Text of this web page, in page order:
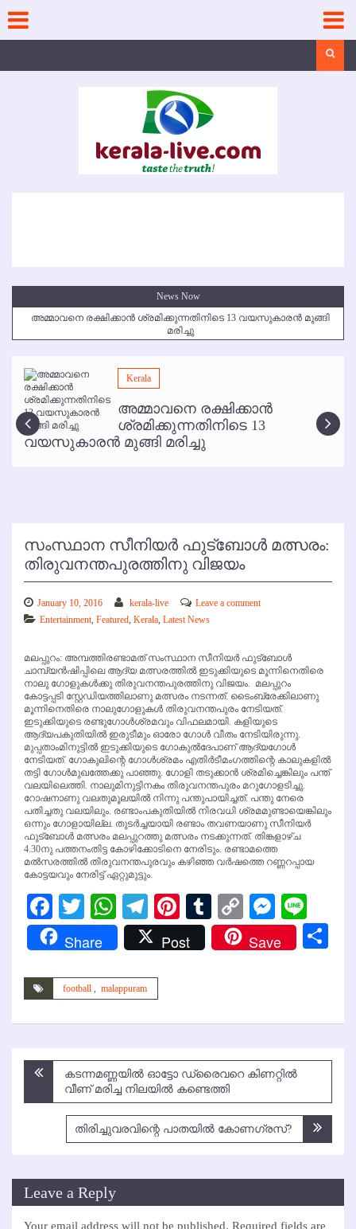
content
News Now
അമ്മാവനെ രക്ഷിക്കാന്‍ ശ്രമിക്കുന്നതിനിടെ 13 വയസുകാരന്‍ മുങ്ങി
മരിച്ചു
മമ്പുറം ആണ്ടു നേര്‍ച്ച ജൂണ്‍ 17 മുതല്‍
ഇനി രമേശ് പിഷാരടി സ്റ്റേജ് ഷോകള്‍ക്ക് ഇല്ല
കോഴിക്കോട് വിമാനത്താവളത്തില്‍ അനധികൃത പാര്‍ക്കിംഗ് പിരിവ് :
പരാതി തള്ളി
Kerala
അമ്മാവനെ രക്ഷിക്കാന്‍
ശ്രമിക്കുന്നതിനിടെ 13
വയസുകാരന്‍ മുങ്ങി മരിച്ചു
സംസ്ഥാന സീനിയര്‍ ഫുട്‌ബോള്‍ മത്സരം:
തിരുവനന്തപുരത്തിനു വിജയം
January 10, 2016 kerala-live
Leave a comment
Entertainment Featured Kerala Latest News
മലപ്പുറം: അമ്പത്തിരണ്ടാമത് സംസ്ഥാന സീനിയര്‍ ഫുട്‌ബോള്‍
ചാമ്പ്യന്‍ഷിപ്പിലെ ആദ്യ മത്സരത്തില്‍ ഇടുക്കിയുടെ മൂന്നിനെതിരെ
നാലു ഗോളുകള്‍ക്കു തിരുവനന്തപുരത്തിനു വിജയം. മലപ്പുറം
കോട്ടപ്പടി സ്റ്റേഡിയത്തിലാണു മത്സരം നടന്നത്. ടൈംബ്രേക്കിലാണു
മൂന്നിനെതിരെ നാലുഗോളുകള്‍ തിരുവനന്തപുരം നേടിയത്.
ഇടുക്കിയുടെ രണ്ടുഗോള്‍ശ്രമവും വിഫലമായി. കളിയുടെ
ആദ്യപകുതിയില്‍ ഇരുടീമും ഓരോ ഗോള്‍ വീതം നേടിയിരുന്നു.
മുപ്പതാംമിനുട്ടില്‍ ഇടുക്കിയുടെ ഗോകുല്‍ദേപാണ് ആദ്യഗോള്‍
നേടിയത്. ഗോകുലിന്റെ ഗോള്‍ശ്രമം എതിര്‍ടീമംഗത്തിന്റെ കാലുകളില്‍
തട്ടി ഗോള്‍മുഖത്തേക്കു പാഞ്ഞു. ഗോളി തടുക്കാന്‍ ശ്രമിച്ചെങ്കിലും പന്ത്
വലയിലെത്തി. നാലുമിനുട്ടിനകം തിരുവനന്തപുരം മറുഗോളടിച്ചു.
റോഷനാണു വലതുമൂലയില്‍ നിന്നു പന്തുപായിച്ചത്. പന്തു നേരെ
പതിച്ചതു വലയിലും. രണ്ടാംപകുതിയില്‍ നിരവധി ശ്രമമുണ്ടായെങ്കിലും
ഒന്നും ഗോളായില്ല. തുടര്‍ച്ചയായി രണ്ടാം തവണയാണു സീനിയര്‍
ഫുട്‌ബോള്‍ മത്സരം മലപ്പുറത്തു മത്സരം നടക്കുന്നത്. തിങ്കളാഴ്ച
4.30നു പത്തനംതിട്ട കോഴിക്കോടിനെ നേരിടും. രണ്ടാമത്തെ
മല്‍സരത്തില്‍ തിരുവനന്തപുരവും കഴിഞ്ഞ വര്‍ഷത്തെ റണ്ണറപ്പായ
കോട്ടയവും നേരിട്ട് ഏറ്റുമുട്ടും.
Facebook
Twitter
WhatsApp
Telegram
Pinterest
Tumblr
Copy
Link
Share Post Save
football malappuram
Post
navigation
കടന്നമണ്ണയില്‍ ഓട്ടോ ഡ്രൈവറെ കിണറ്റില്‍
വീണ് മരിച്ച നിലയില്‍ കണ്ടെത്തി
തിരിച്ചുവരവിന്റെ പാതയില്‍ കോണഗ്രസ്?
Leave a Reply
Your email address will not be published. Required fields are